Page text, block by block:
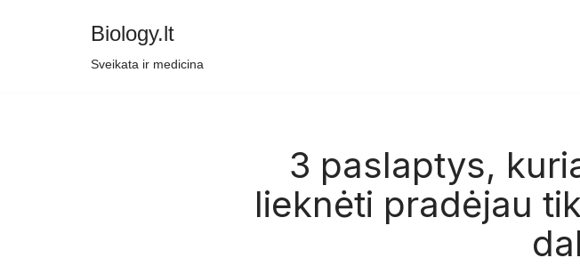
Biology.lt
Sveikata ir medicina
3 paslaptys,
lieknėti pradėjau